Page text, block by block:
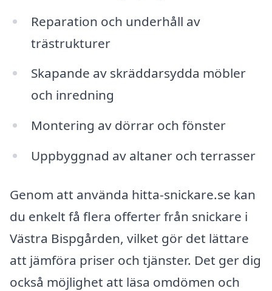
Reparation och underhåll av
trästrukturer
Skapande av skräddarsydda möbler
och inredning
Montering av dörrar och fönster
Uppbyggnad av altaner och terrasser
Genom att använda hitta-snickare.se kan
du enkelt få flera offerter från snickare i
Västra Bispgården, vilket gör det lättare
att jämföra priser och tjänster. Det ger dig
också möjlighet att läsa omdömen och